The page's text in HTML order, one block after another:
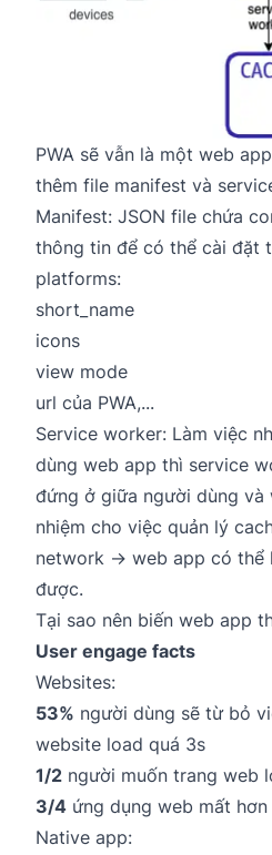
PWA sẽ vẫn là một web
thêm file manifest và
Manifest: JSON file chứa
thông tin để có thể cài đặt
platforms:
short_name
icons
view mode
url của PWA,...
Service worker: Làm việc
dùng web app thì service
đứng ở giữa người dùng và
nhiệm cho việc quản lý
network → web app có thể
được.
Tại sao nên biến web app
User engage facts
Websites:
53% người dùng sẽ từ bỏ
website load quá 3s
1/2 người muốn trang web
3/4 ứng dụng web mất hơn
Native app: